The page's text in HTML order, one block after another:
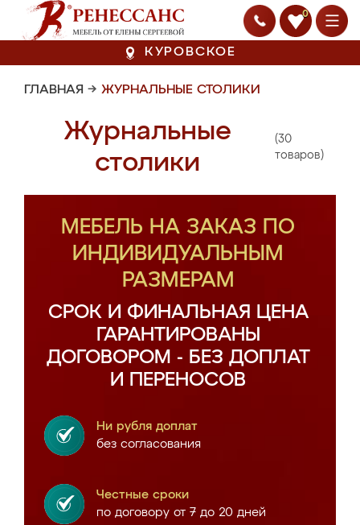
0
КУРОВСКОЕ
ГЛАВНАЯ → ЖУРНАЛЬНЫЕ СТОЛИКИ
Журнальные
столики
(30
товаров)
МЕБЕЛЬ НА ЗАКАЗ ПО
ИНДИВИДУАЛЬНЫМ
РАЗМЕРАМ
СРОК И ФИНАЛЬНАЯ ЦЕНА
ГАРАНТИРОВАНЫ
ДОГОВОРОМ - БЕЗ ДОПЛАТ
И ПЕРЕНОСОВ
Ни рубля доплат
без согласования
Честные сроки
по договору от 7 до 20 дней